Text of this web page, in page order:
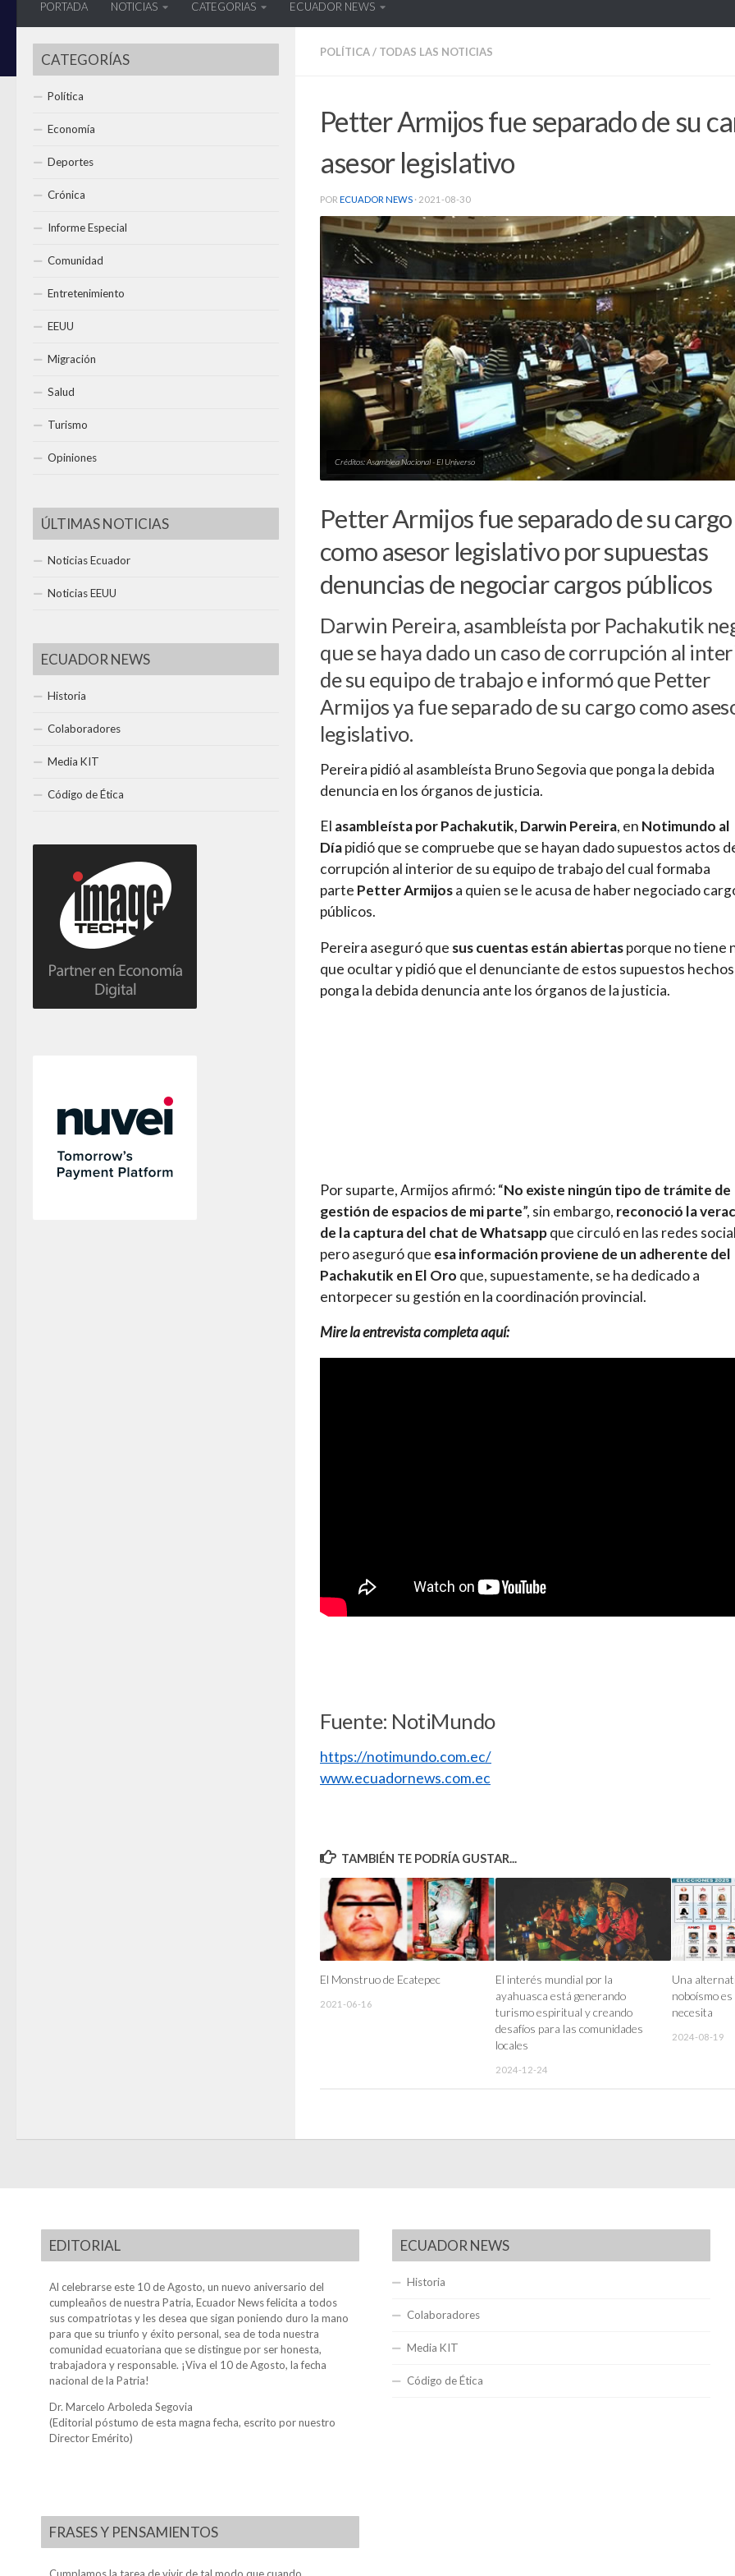
PORTADA NOTICIAS CATEGORIAS ECUADOR NEWS
POLÍTICA/ TODAS LAS NOTICIAS
Petter Armijos fue separado de su
asesor legislativo
POR ECUADOR NEWS · 2021-08-30
Créditos: Asamblea Nacional - El Universo
Petter Armijos fue separado de su cargo
como asesor legislativo por supuestas
denuncias de negociar cargos públicos
Darwin Pereira, asambleísta por Pachakutik
que se haya dado un caso de corrupción al
de su equipo de trabajo e informó que Petter
Armijos ya fue separado de su cargo como
legislativo.
Pereira pidió al asambleísta Bruno Segovia que ponga la debida
denuncia en los órganos de justicia.
El asambleísta por Pachakutik, Darwin Pereira, en Notimundo al
Díapidió que se compruebe que se hayan dado supuestos actos
corrupción al interior de su equipo de trabajo del cual formaba
parte Petter Armijosa quien se le acusa de haber negociado
públicos.
Pereira aseguró que sus cuentas están abiertasporque no tiene
que ocultar y pidió que el denunciante de estos supuestos hechos
ponga la debida denuncia ante los órganos de la justicia.
Por suparte, Armijos afirmó: “No existe ningún tipo de trámite de
gestión de espacios de mi parte”, sin embargo, reconoció la
de la captura del chat de Whatsappque circuló en las redes
pero aseguró que esa información proviene de un adherente del
Pachakutik en El Oro que, supuestamente, se ha dedicado a
entorpecer su gestión en la coordinación provincial.
Mire la entrevista completa aquí:
Fuente: NotiMundo
https://notimundo.com.ec/
www.ecuadornews.com.ec
TAMBIÉN TE PODRÍA GUSTAR...
El Monstruo de Ecatepec
2021-06-16
El interés mundial por la
ayahuasca está generando
turismo espiritual y creando
desafíos para las comunidades
locales
2024-12-24
Una
noboísmo
necesita
2024-08-19
CATEGORÍAS
Política
Economía
Deportes
Crónica
Informe Especial
Comunidad
Entretenimiento
EEUU
Migración
Salud
Turismo
Opiniones
ÚLTIMAS NOTICIAS
Noticias Ecuador
Noticias EEUU
ECUADOR NEWS
Historia
Colaboradores
Media KIT
Código de Ética
EDITORIAL
Al celebrarse este 10 de Agosto, un nuevo aniversario del
cumpleaños de nuestra Patria, Ecuador News felicita a todos
sus compatriotas y les desea que sigan poniendo duro la mano
para que su triunfo y éxito personal, sea de toda nuestra
comunidad ecuatoriana que se distingue por ser honesta,
trabajadora y responsable. ¡Viva el 10 de Agosto, la fecha
nacional de la Patria!
Dr. Marcelo Arboleda Segovia
(Editorial póstumo de esta magna fecha, escrito por nuestro
Director Emérito)
FRASES Y PENSAMIENTOS
Cumplamos la tarea de vivir de tal modo que cuando
ECUADOR NEWS
Historia
Colaboradores
Media KIT
Código de Ética